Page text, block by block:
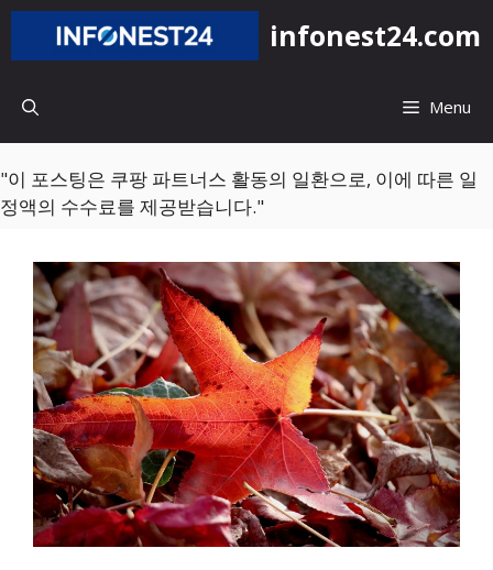
컨
츠
너
뛰
기
infonest24.com
Menu
"이 포스팅은 쿠팡 파트너스 활동의 일환으로, 이에 따른 일
정액의 수수료를 제공받습니다."